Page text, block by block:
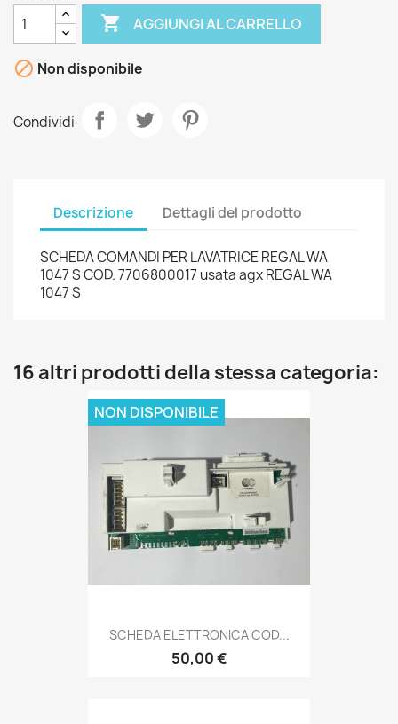
 AGGIUNGI AL CARRELLO
 Non disponibile
Condividi
Descrizione Dettagli del prodotto
SCHEDA COMANDI PER LAVATRICE REGAL WA
1047 S COD. 7706800017 usata agx REGAL WA
1047 S
16 altri prodotti della stessa categoria:
SCHEDA ELETTRONICA COD...
50,00 €
NON DISPONIBILE